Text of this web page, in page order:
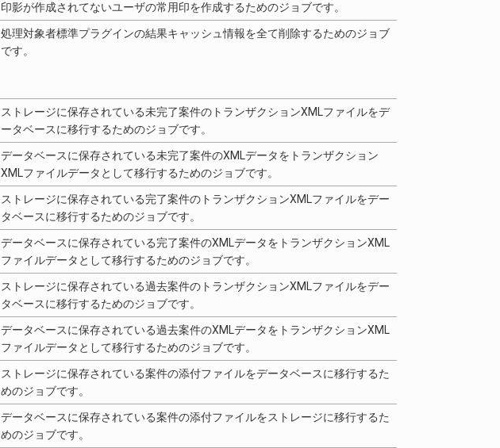
印影が作成されてないユーザの常用印を作成するためのジョブです。
処理対象者標準プラグインの結果キャッシュ情報を全て削除するためのジョブ
です。
ストレージに保存されている未完了案件のトランザクションXMLファイルをデ
ータベースに移行するためのジョブです。
データベースに保存されている未完了案件のXMLデータをトランザクション
XMLファイルデータとして移行するためのジョブです。
ストレージに保存されている完了案件のトランザクションXMLファイルをデー
タベースに移行するためのジョブです。
データベースに保存されている完了案件のXMLデータをトランザクションXML
ファイルデータとして移行するためのジョブです。
ストレージに保存されている過去案件のトランザクションXMLファイルをデー
タベースに移行するためのジョブです。
データベースに保存されている過去案件のXMLデータをトランザクションXML
ファイルデータとして移行するためのジョブです。
ストレージに保存されている案件の添付ファイルをデータベースに移行するた
めのジョブです。
データベースに保存されている案件の添付ファイルをストレージに移行するた
めのジョブです。